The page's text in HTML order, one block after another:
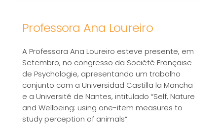
Professora Ana Loureiro
A Professora Ana Loureiro esteve presente, em
Setembro, no congresso da Société Française
de Psychologie, apresentando um trabalho
conjunto com a Universidad Castilla la Mancha
e a Université de Nantes, intitulado “Self, Nature
and Wellbeing: using one-item measures to
study perception of animals”.